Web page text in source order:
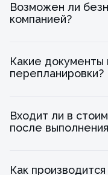
Возможен ли
компанией?
Какие документы
перепланировки?
Входит ли в
после
Как